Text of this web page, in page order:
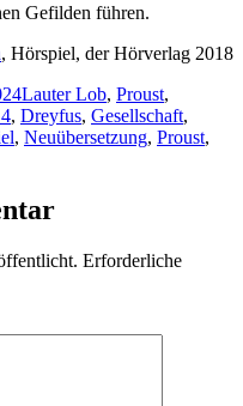
Ge­fil­den führen.
, Hör­spiel, der Hör­ver­lag 2018
Kategorien
Lauter Lob, Proust,
, Dreyfus, Gesellschaft,
, Neuübersetzung, Proust,
Erforderliche